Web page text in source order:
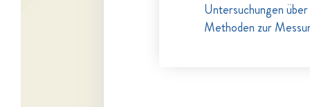
Untersuchungen
Methoden zur